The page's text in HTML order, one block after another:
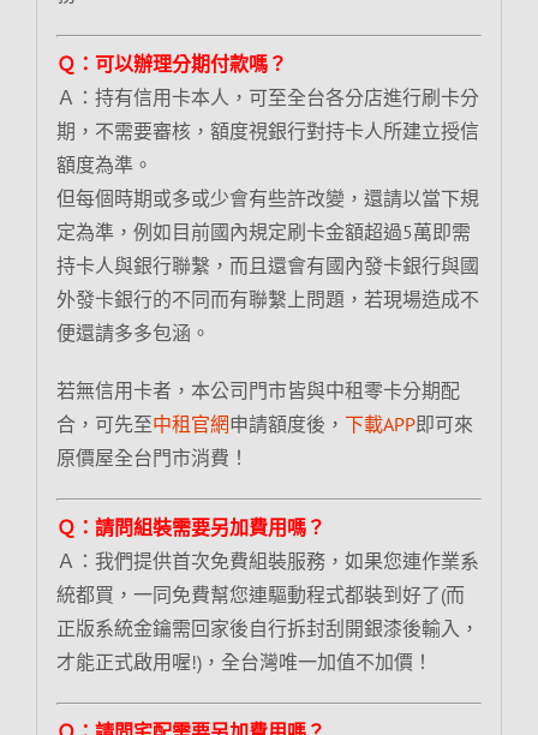
Ｑ：可以辦理分期付款嗎？
Ａ：持有信用卡本人，可至全台各分店進行刷卡分
期，不需要審核，額度視銀行對持卡人所建立授信
額度為準。
但每個時期或多或少會有些許改變，還請以當下規
定為準，例如目前國內規定刷卡金額超過5萬即需
持卡人與銀行聯繫，而且還會有國內發卡銀行與國
外發卡銀行的不同而有聯繫上問題，若現場造成不
便還請多多包涵。
若無信用卡者，本公司門市皆與中租零卡分期配
合，可先至中租官網申請額度後， 下載APP即可來
原價屋全台門市消費！
Ｑ：請問組裝需要另加費用嗎？
Ａ：我們提供首次免費組裝服務，如果您連作業系
統都買，一同免費幫您連驅動程式都裝到好了(而
正版系統金鑰需回家後自行拆封刮開銀漆後輸入，
才能正式啟用喔!)，全台灣唯一加值不加價！